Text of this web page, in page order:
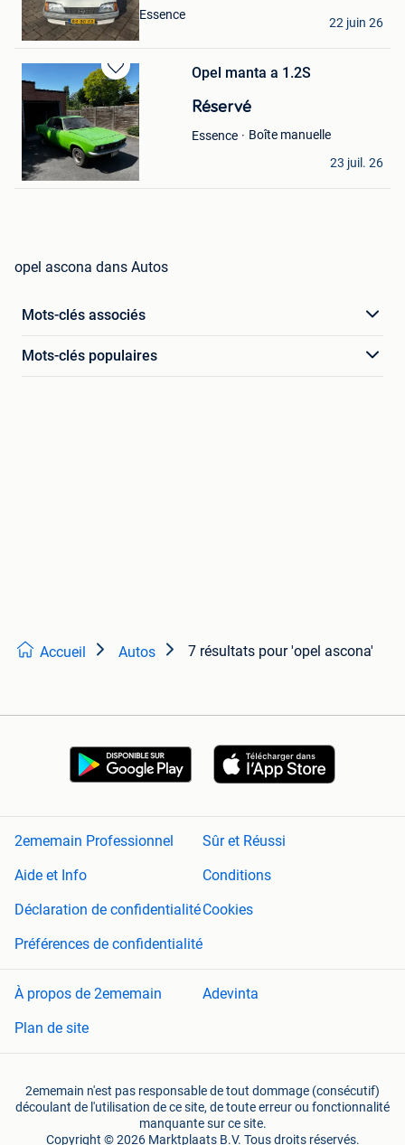
Essence
G.H.B.tje inkoop
Brussel
22 juin 26
Sauvegarder
dans
Mes
Favoris
Opel manta a 1.2S
Réservé
Essence
Boîte manuelle
idw
Beveren
23 juil. 26
opel ascona dans Autos
Mots-clés associés
Mots-clés populaires
Accueil Autos 7 résultats pour 'opel ascona'
2ememain Professionnel
Sûr et Réussi
Aide et Info
Conditions
Déclaration de confidentialitéCookies
Préférences de confidentialité
À propos de 2ememain
Adevinta
Plan de site
2ememain n'est pas responsable de tout dommage (consécutif)
découlant de l'utilisation de ce site, de toute erreur ou fonctionnalité
manquante sur ce site.
Copyright © 2026 Marktplaats B.V. Tous droits réservés.